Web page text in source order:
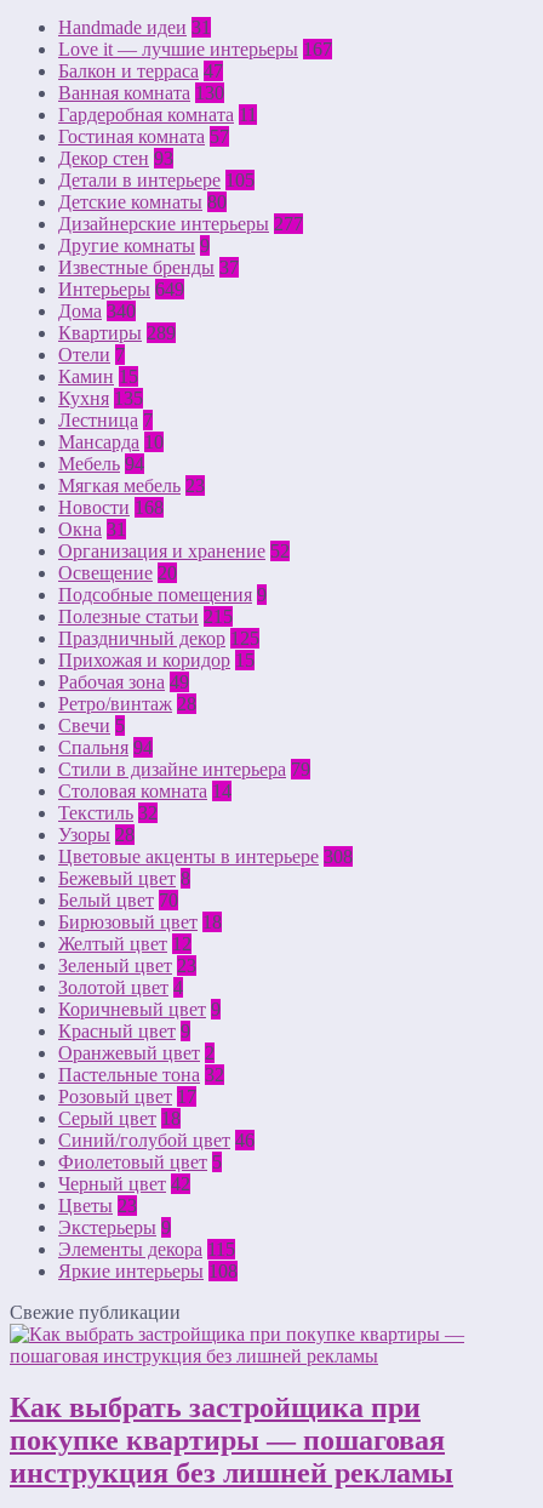
Handmade идеи 31
Love it — лучшие интерьеры 167
Балкон и терраса 47
Ванная комната 130
Гардеробная комната 11
Гостиная комната 57
Декор стен 93
Детали в интерьере 105
Детские комнаты 80
Дизайнерские интерьеры 277
Другие комнаты 9
Известные бренды 37
Интерьеры 649
Дома 340
Квартиры 289
Отели 7
Камин 15
Кухня 135
Лестница 7
Мансарда 10
Мебель 94
Мягкая мебель 23
Новости 168
Окна 31
Организация и хранение 52
Освещение 20
Подсобные помещения 9
Полезные статьи 215
Праздничный декор 125
Прихожая и коридор 15
Рабочая зона 49
Ретро/винтаж 28
Свечи 5
Спальня 94
Стили в дизайне интерьера 79
Столовая комната 14
Текстиль 32
Узоры 28
Цветовые акценты в интерьере 308
Бежевый цвет 8
Белый цвет 70
Бирюзовый цвет 18
Желтый цвет 12
Зеленый цвет 23
Золотой цвет 4
Коричневый цвет 9
Красный цвет 9
Оранжевый цвет 2
Пастельные тона 32
Розовый цвет 17
Серый цвет 18
Синий/голубой цвет 46
Фиолетовый цвет 5
Черный цвет 42
Цветы 23
Экстерьеры 9
Элементы декора 115
Яркие интерьеры 108
Свежие публикации
Как выбрать застройщика при
покупке квартиры — пошаговая
инструкция без лишней рекламы